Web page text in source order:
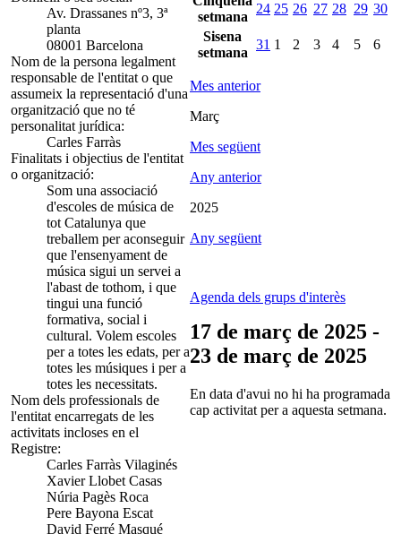
Av. Drassanes nº3, 3ª
planta
08001 Barcelona
Nom de la persona legalment
responsable de l'entitat o que
assumeix la representació d'una
organització que no té
personalitat jurídica:
Carles Farràs
Finalitats i objectius de l'entitat
o organització:
Som una associació
d'escoles de música de
tot Catalunya que
treballem per aconseguir
que l'ensenyament de
música sigui un servei a
l'abast de tothom, i que
tingui una funció
formativa, social i
cultural. Volem escoles
per a totes les edats, per a
totes les músiques i per a
totes les necessitats.
Nom dels professionals de
l'entitat encarregats de les
activitats incloses en el
Registre:
Carles Farràs Vilaginés
Xavier Llobet Casas
Núria Pagès Roca
Pere Bayona Escat
David Ferré Masqué
setmana
24 25 26 27 28 29 30
Sisena
setmana
31 1 2 3 4 5 6
Mes anterior
Març
Mes següent
Any anterior
2025
Any següent
Agenda dels grups d'interès
17 de març de 2025 -
23 de març de 2025
En data d'avui no hi ha programada
cap activitat per a aquesta setmana.